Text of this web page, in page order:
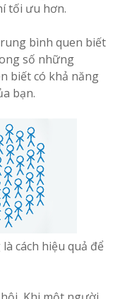
tối ưu hơn.
bình quen biết
số những
biết có khả năng
bạn.
cách hiệu quả để